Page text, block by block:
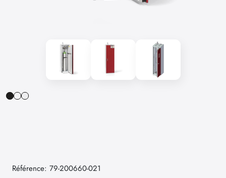
Référence: 79-200660-021